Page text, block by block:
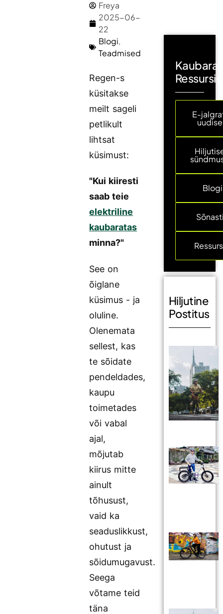
Freya
2025-06-
22
Blogi,
Teadmised
Regen-s
küsitakse
meilt sageli
petlikult
lihtsat
küsimust:
"Kui kiiresti
saab teie
elektriline
kaubaratas
minna?"
See on
õiglane
küsimus - ja
oluline.
Olenemata
sellest, kas
te sõidate
pendeldades,
kaupu
toimetades
või vabal
ajal,
mõjutab
kiirus mitte
ainult
tõhusust,
vaid ka
seaduslikkust,
ohutust ja
sõidumugavust.
Seega
võtame teid
täna
Ressursid
E-
Blogi
Hiljutine
Postitus